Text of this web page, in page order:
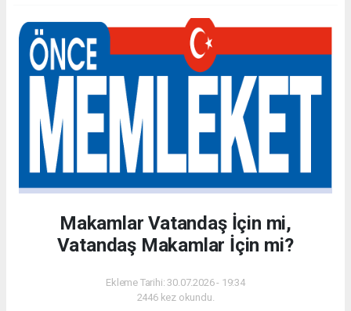
Makamlar Vatandaş İçin mi,
Vatandaş Makamlar İçin mi?
Ekleme Tarihi: 30.07.2026 - 19:34
2446 kez okundu.